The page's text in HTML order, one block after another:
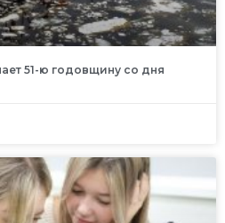
51-ю годовщину со дня